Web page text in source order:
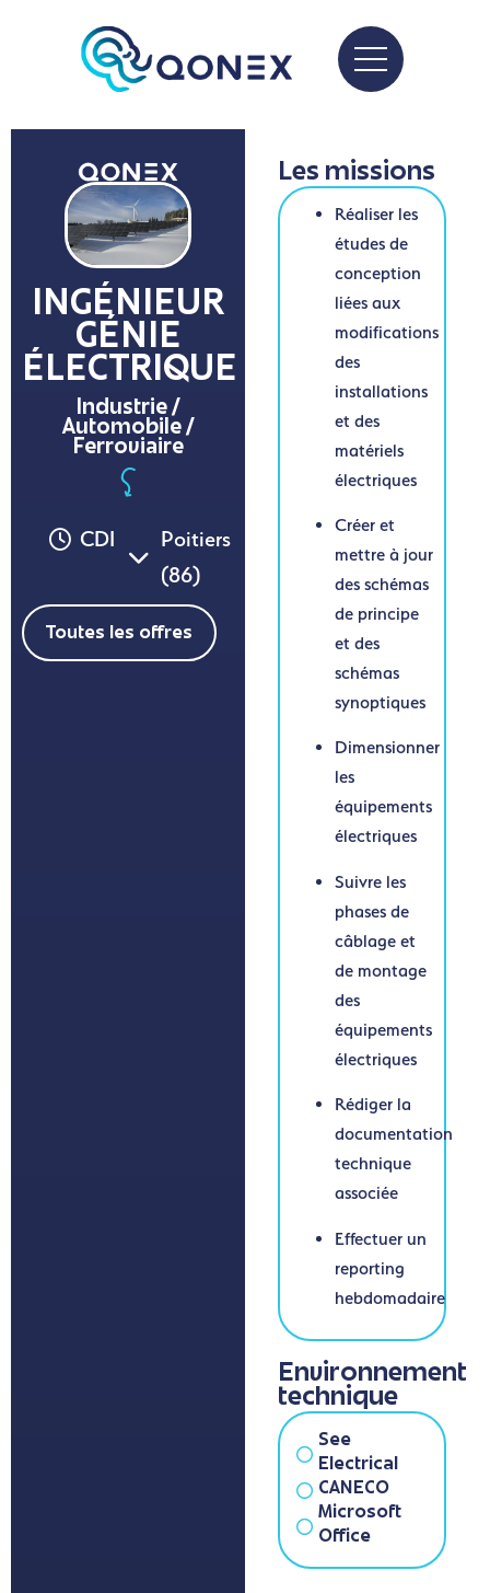
INGÉNIEUR
GÉNIE
ÉLECTRIQUE
Industrie /
Automobile /
Ferroviaire
CDI
Poitiers
(86)
Toutes les offres
Les missions
Réaliser les
études de
conception
liées aux
modifications
des
installations
et des
matériels
électriques
Créer et
mettre à jour
des schémas
de principe
et des
schémas
synoptiques
Dimensionner
les
équipements
électriques
Suivre les
phases de
câblage et
de montage
des
équipements
électriques
Rédiger la
documentation
technique
associée
Effectuer un
reporting
hebdomadaire
Environnement
technique
See
Electrical
CANECO
Microsoft
Office